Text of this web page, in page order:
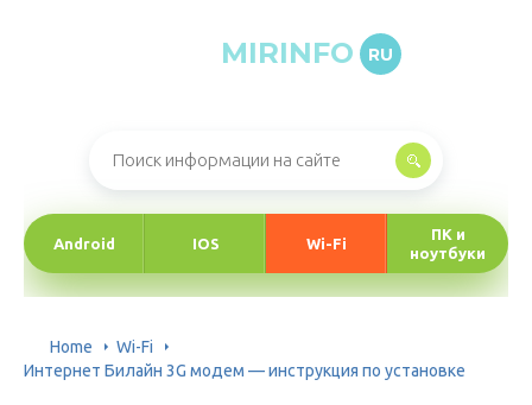
MIRINFO RU
Android IOS Wi-Fi
ПК и
ноутбуки
Home
Wi-Fi
Интернет Билайн 3G модем — инструкция по установке